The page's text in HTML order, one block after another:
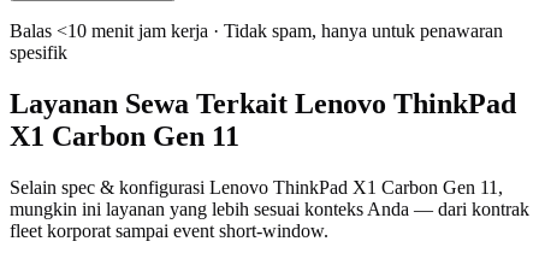
Balas <10 menit jam kerja · Tidak spam, hanya untuk penawaran
spesifik
Layanan Sewa Terkait Lenovo ThinkPad
X1 Carbon Gen 11
Selain spec & konfigurasi Lenovo ThinkPad X1 Carbon Gen 11,
mungkin ini layanan yang lebih sesuai konteks Anda — dari kontrak
fleet korporat sampai event short-window.